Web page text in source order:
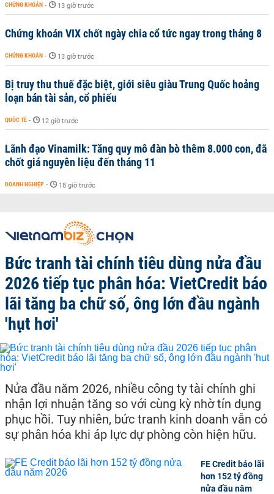
CHỨNG KHOÁN - 13 giờ trước
Chứng khoán VIX chốt ngày chia cổ tức ngay trong tháng 8
CHỨNG KHOÁN - 13 giờ trước
Bị truy thu thuế đặc biệt, giới siêu giàu Trung Quốc hoảng
loạn bán tài sản, cổ phiếu
QUỐC TẾ - 12 giờ trước
Lãnh đạo Vinamilk: Tăng quy mô đàn bò thêm 8.000 con, đã
chốt giá nguyên liệu đến tháng 11
DOANH NGHIỆP - 18 giờ trước
Bức tranh tài chính tiêu dùng nửa đầu
2026 tiếp tục phân hóa: VietCredit báo
lãi tăng ba chữ số, ông lớn đầu ngành
'hụt hơi'
Nửa đầu năm 2026, nhiều công ty tài chính ghi
nhận lợi nhuận tăng so với cùng kỳ nhờ tín dụng
phục hồi. Tuy nhiên, bức tranh kinh doanh vẫn có
sự phân hóa khi áp lực dự phòng còn hiện hữu.
FE Credit báo lãi
hơn 152 tỷ đồng
nửa đầu năm